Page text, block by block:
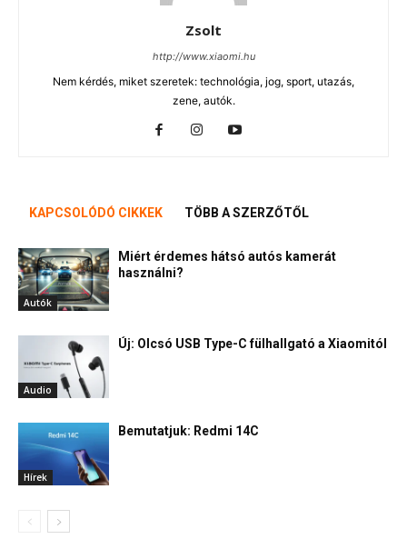
Zsolt
http://www.xiaomi.hu
Nem kérdés, miket szeretek: technológia, jog, sport, utazás,
zene, autók.
KAPCSOLÓDÓ CIKKEK TÖBB A SZERZŐTŐL
Autók
Miért érdemes hátsó autós kamerát
használni?
Audio
Új: Olcsó USB Type-C fülhallgató a Xiaomitól
Hírek
Bemutatjuk: Redmi 14C